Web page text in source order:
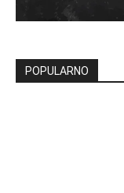
POPULARNO